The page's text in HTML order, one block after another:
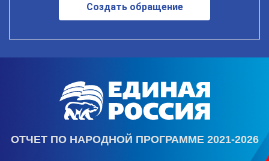
Создать обращение
ОТЧЕТ ПО НАРОДНОЙ ПРОГРАММЕ 2021-2026